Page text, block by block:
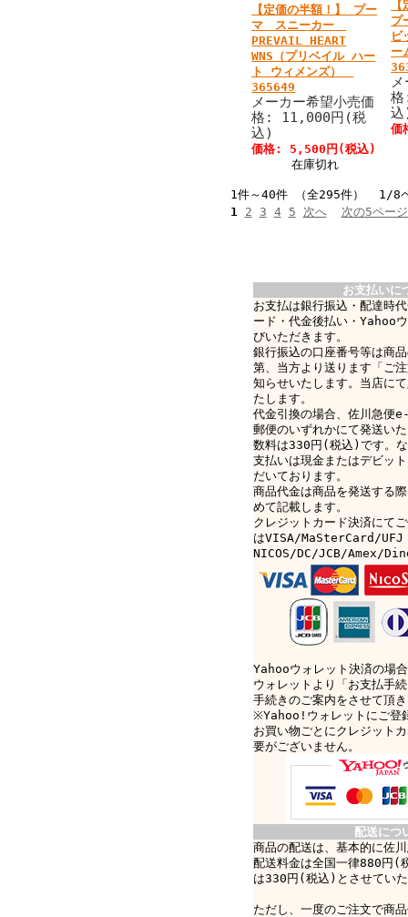
【定価の半額！】 プー
マ スニーカー
PREVAIL HEART
WNS（プリベイル ハー
ト ウィメンズ）
365649
メーカー希望小売価
格: 11,000円(税
込)
価格: 5,500円(税込)
在庫切れ
ビ
ー
価
1件～40件 （全295件） 1/8
1
2 3 4 5 次へ 次の5ペー
お支払いに
お支払は銀行振込・配達時
ード・代金後払い・Yahoo
びいただきます。
銀行振込の口座番号等は商
第、当方より送ります「ご
知らせいたします。当店に
たします。
代金引換の場合、佐川急
郵便のいずれかにて発送い
数料は330円(税込)です
支払いは現金またはデビッ
だいております。
商品代金は商品を発送する
めて記載します。
クレジットカード決済にて
はVISA/MaSterCard/UFJ
NICOS/DC/JCB/Amex/
Yahooウォレット決済の場
ウォレットより「お支払手
手続きのご案内をさせて頂
※Yahoo!ウォレットにご登
お買い物ごとにクレジット
要がございません。
配送につ
商品の配送は、基本的に佐
配送料金は全国一律880円(
は330円(税込)とさせてい
ただし、一度のご注文で商